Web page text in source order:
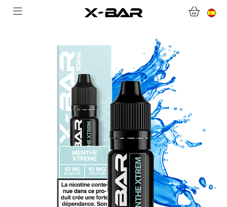
ABONNEMENTS
COLLECTIONS
CONTACTA CON NOSOTROS
PREGUNTAS MÁS FRECUENTES
CONVIÉRTASE EN UN MAYORISTA DE X-BAR